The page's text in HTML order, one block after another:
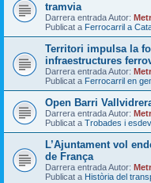
tramvia
Darrera entrada Autor:
Publicat a Ferrocarril a
Territori impulsa la
infraestructures
Darrera entrada Autor:
Publicat a Ferrocarril en
Open Barri
Darrera entrada Autor:
Publicat a Trobades i
L’Ajuntament vol
de França
Darrera entrada Autor:
Publicat a Història del